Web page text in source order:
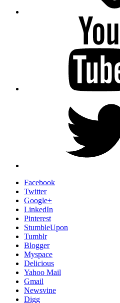
Facebook
Twitter
Google+
LinkedIn
Pinterest
StumbleUpon
Tumblr
Blogger
Myspace
Delicious
Yahoo Mail
Gmail
Newsvine
Digg